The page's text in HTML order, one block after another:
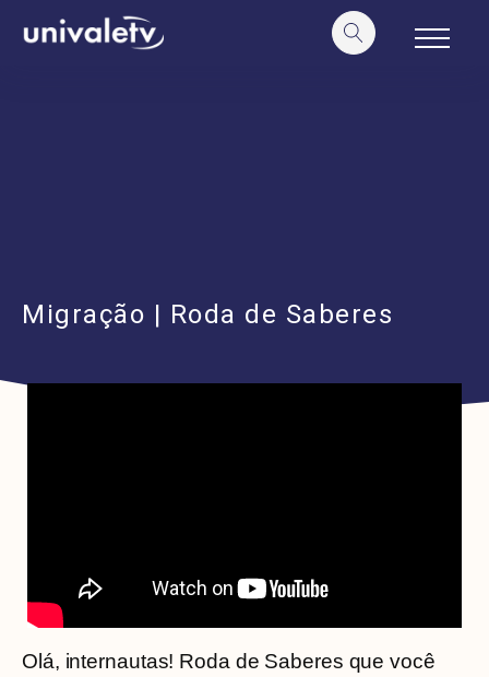
conteúdo
Migração | Roda de Saberes
Olá, internautas! Roda de Saberes que você